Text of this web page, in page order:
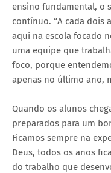
ensino fundamental, o
contínuo. “A cada dois
aqui na escola focado
uma equipe que
foco, porque
apenas no último ano,
Quando os alunos
preparados para um
Ficamos sempre na
Deus, todos os anos
do trabalho que